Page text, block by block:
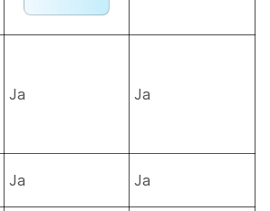
Ja Ja
Ja Ja